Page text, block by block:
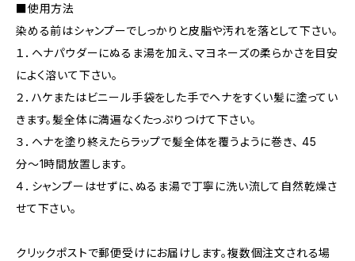
■使用方法
染める前はシャンプーでしっかりと皮脂や汚れを落として下さい。
１．ヘナパウダーにぬるま湯を加え、マヨネーズの柔らかさを目安
によく溶いて下さい。
２．ハケまたはビニール手袋をした手でヘナをすくい髪に塗ってい
きます。髪全体に満遍なくたっぷりつけて下さい。
３．ヘナを塗り終えたらラップで髪全体を覆うように巻き、 45
分〜1時間放置します。
４．シャンプーはせずに、ぬるま湯で丁寧に洗い流して自然乾燥さ
せて下さい。
クリックポストで郵便受けにお届けします。複数個注文される場